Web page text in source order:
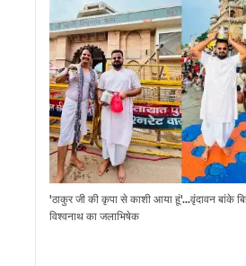
'ठाकुर जी की कृपा से काशी आया हूं'...वृंदावन बांके
विश्वनाथ का जलाभिषेक